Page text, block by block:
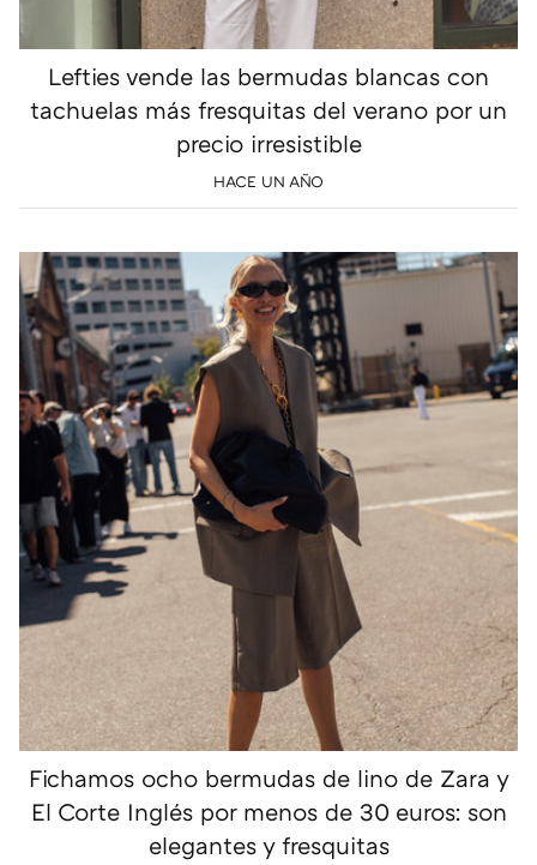
Lefties vende las bermudas blancas con
tachuelas más fresquitas del verano por un
precio irresistible
HACE UN AÑO
Fichamos ocho bermudas de lino de Zara y
El Corte Inglés por menos de 30 euros: son
elegantes y fresquitas